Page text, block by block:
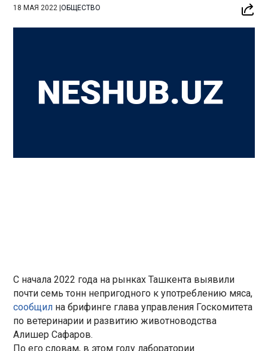
18 МАЯ 2022 |ОБЩЕСТВО
С начала 2022 года на рынках Ташкента выявили
почти семь тонн непригодного к употреблению мяса,
сообщил на брифинге глава управления Госкомитета
по ветеринарии и развитию животноводства
Алишер Сафаров.
По его словам, в этом году лаборатории